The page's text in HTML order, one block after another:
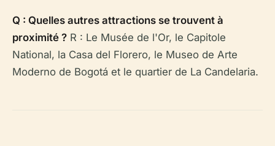
Q : Quelles autres attractions se trouvent à
proximité ? R : Le Musée de l'Or, le Capitole
National, la Casa del Florero, le Museo de Arte
Moderno de Bogotá et le quartier de La Candelaria.